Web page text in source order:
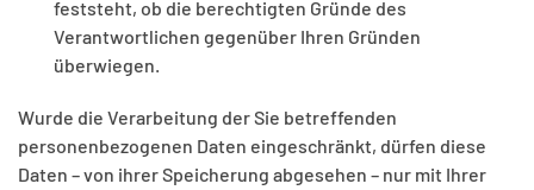
feststeht, ob die berechtigten Gründe des
Verantwortlichen gegenüber Ihren Gründen
überwiegen.
Wurde die Verarbeitung der Sie betreffenden
personenbezogenen Daten eingeschränkt, dürfen diese
Daten – von ihrer Speicherung abgesehen – nur mit Ihrer